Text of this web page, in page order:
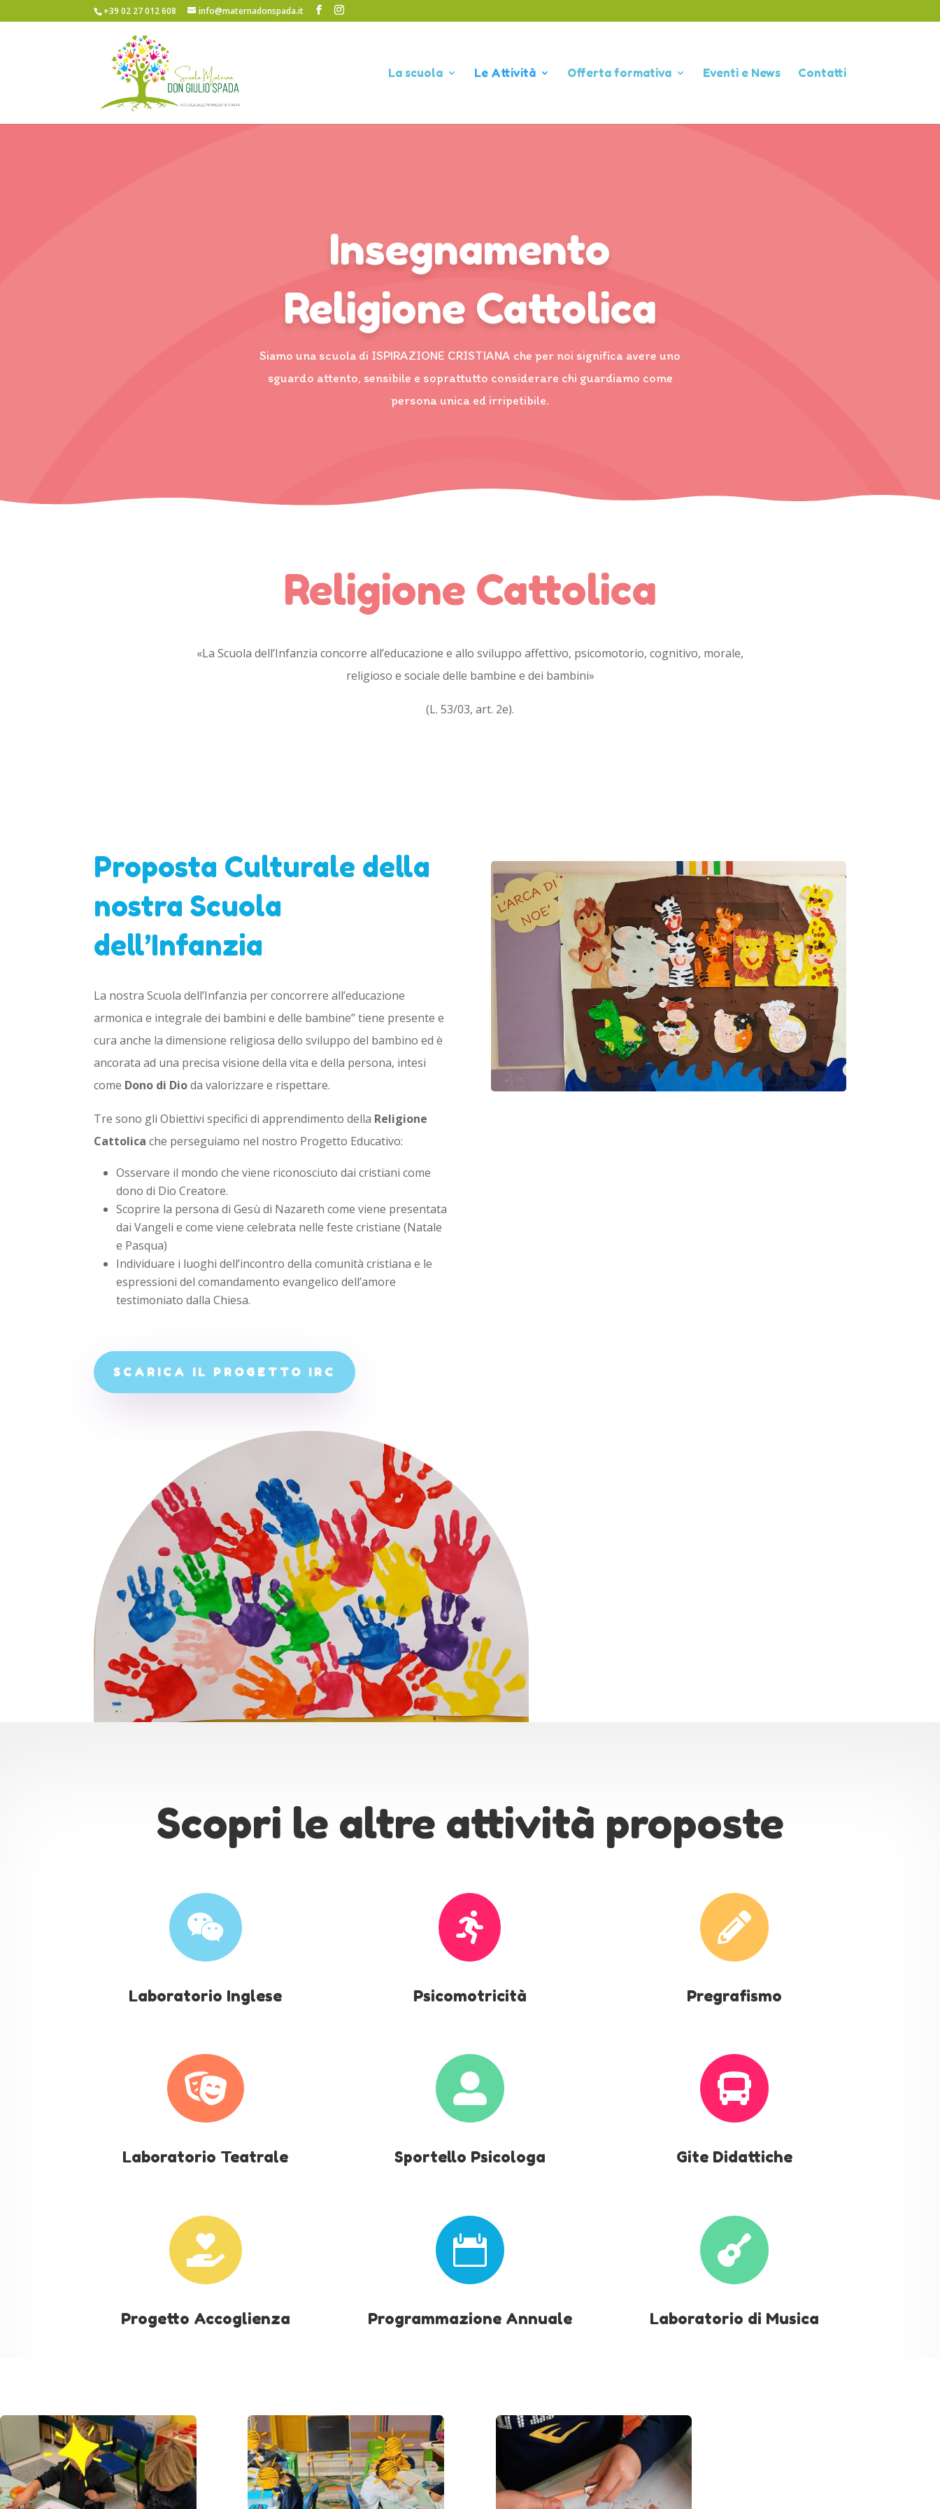
+39 02 27 012 608 info@maternadonspada.it
La scuola Le Attività Offerta formativa Eventi e News Contatti
Insegnamento
Religione Cattolica
Siamo una scuola di ISPIRAZIONE CRISTIANA che per noi significa avere uno
sguardo attento, sensibile e soprattutto considerare chi guardiamo come
persona unica ed irripetibile.
Religione Cattolica
«La Scuola dell’Infanzia concorre all’educazione e allo sviluppo affettivo, psicomotorio, cognitivo, morale,
religioso e sociale delle bambine e dei bambini»
(L. 53/03, art. 2e).
Proposta Culturale della
nostra Scuola
dell’Infanzia
La nostra Scuola dell’Infanzia per concorrere all’educazione
armonica e integrale dei bambini e delle bambine” tiene presente e
cura anche la dimensione religiosa dello sviluppo del bambino ed è
ancorata ad una precisa visione della vita e della persona, intesi
come Dono di Dioda valorizzare e rispettare.
Tre sono gli Obiettivi specifici di apprendimento della Religione
Cattolica che perseguiamo nel nostro Progetto Educativo:
Osservare il mondo che viene riconosciuto dai cristiani come
dono di Dio Creatore.
Scoprire la persona di Gesù di Nazareth come viene presentata
dai Vangeli e come viene celebrata nelle feste cristiane (Natale
e Pasqua)
Individuare i luoghi dell’incontro della comunità cristiana e le
espressioni del comandamento evangelico dell’amore
testimoniato dalla Chiesa.
SCARICA IL PROGETTO IRC
Scopri le altre attività proposte

Laboratorio Inglese

Psicomotricità

Pregrafismo

Laboratorio Teatrale

Sportello Psicologa

Gite Didattiche

Progetto Accoglienza

Programmazione Annuale

Laboratorio di Musica